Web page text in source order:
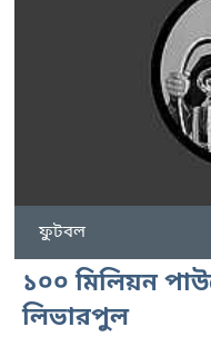
ফুটবল
১০০ মিলিয়ন
লিভারপুল